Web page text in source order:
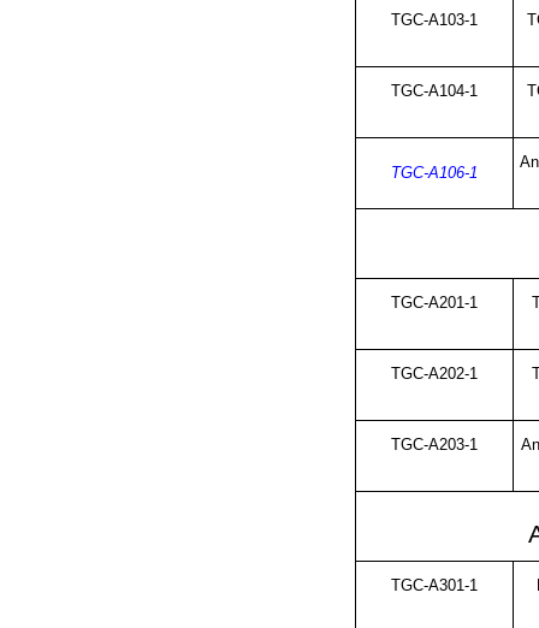
TGC-A103-1
TGC-A104-1
TGC-A106-1
TGC-A201-1
TGC-A202-1
TGC-A203-1
TGC-A301-1